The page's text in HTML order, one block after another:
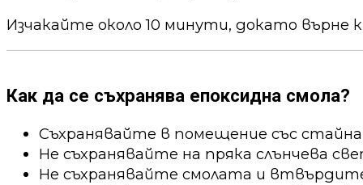
Изчакайте около 10 минути, докато върне
Как да се съхранява епоксидна смола?
Съхранявайте в помещение със
Не съхранявайте на пряка слънчева
Не съхранявайте смолата и